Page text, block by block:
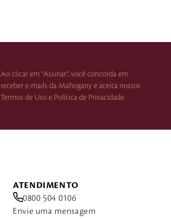
Ao clicar em “Assinar”, você concorda em
receber e-mails da Mahogany e aceita nossos
Termos de Uso e Política de Privacidade.
ATENDIMENTO
0800 504 0106
Envie uma mensagem